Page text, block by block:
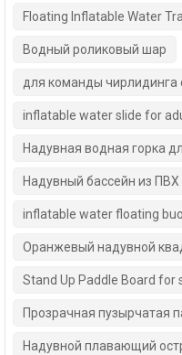
Floating Inflatable Water
Водный роликовый шар
для команды чирлидинга
inflatable water slide for
Надувная водная горка
Надувный бассейн из ПВХ
inflatable water floating
Оранжевый надувной
Stand Up Paddle Board for
Прозрачная пузырчатая
Надувной плавающий